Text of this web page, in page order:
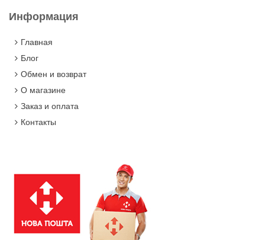
Информация
Главная
Блог
Обмен и возврат
О магазине
Заказ и оплата
Контакты